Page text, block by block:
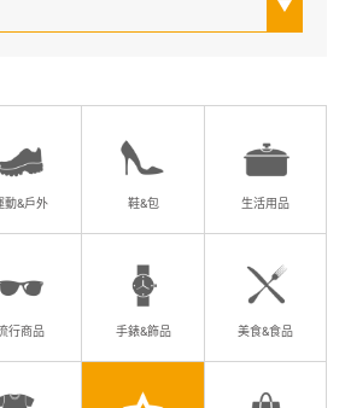
動&戶外 鞋&包 生活用品
行商品 手錶&飾品 美食&食品